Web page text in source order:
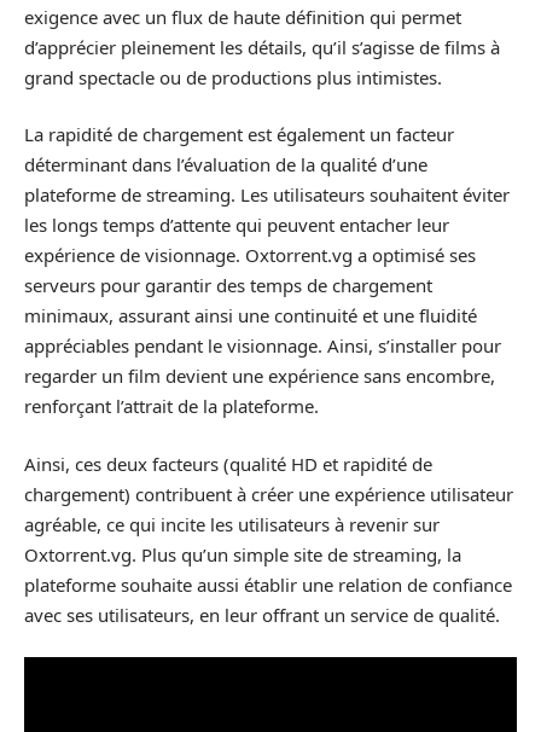
exigence avec un flux de haute définition qui permet
d’apprécier pleinement les détails, qu’il s’agisse de films à
grand spectacle ou de productions plus intimistes.
La rapidité de chargement est également un facteur
déterminant dans l’évaluation de la qualité d’une
plateforme de streaming. Les utilisateurs souhaitent éviter
les longs temps d’attente qui peuvent entacher leur
expérience de visionnage. Oxtorrent.vg a optimisé ses
serveurs pour garantir des temps de chargement
minimaux, assurant ainsi une continuité et une fluidité
appréciables pendant le visionnage. Ainsi, s’installer pour
regarder un film devient une expérience sans encombre,
renforçant l’attrait de la plateforme.
Ainsi, ces deux facteurs (qualité HD et rapidité de
chargement) contribuent à créer une expérience utilisateur
agréable, ce qui incite les utilisateurs à revenir sur
Oxtorrent.vg. Plus qu’un simple site de streaming, la
plateforme souhaite aussi établir une relation de confiance
avec ses utilisateurs, en leur offrant un service de qualité.